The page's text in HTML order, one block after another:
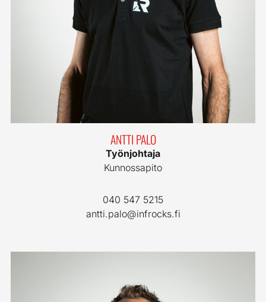
ANTTI PALO
Työnjohtaja
Kunnossapito
040 547 5215
antti.palo@infrocks.fi